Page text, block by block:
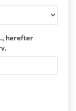
herefter